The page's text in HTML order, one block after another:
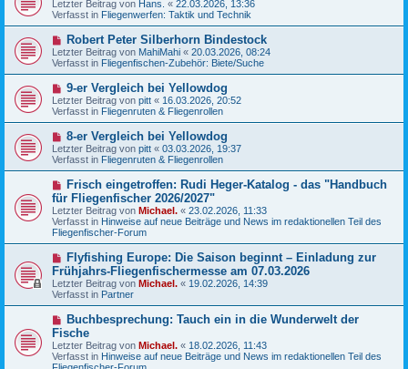
e
i
t
a
g
u
e
B
e
i
t
a
g
Letzter Beitrag von Hans. « 22.03.2026, 13:36
Verfasst in Fliegenwerfen: Taktik und Technik
N
e
u
e
B
e
i
t
a
g
Robert Peter Silberhorn Bindestock
Letzter Beitrag von MahiMahi « 20.03.2026, 08:24
Verfasst in Fliegenfischen-Zubehör: Biete/Suche
N
e
u
e
B
e
i
t
a
g
9-er Vergleich bei Yellowdog
Letzter Beitrag von pitt « 16.03.2026, 20:52
Verfasst in Fliegenruten & Fliegenrollen
N
e
u
e
B
e
i
t
r
a
g
8-er Vergleich bei Yellowdog
Letzter Beitrag von pitt « 03.03.2026, 19:37
Verfasst in Fliegenruten & Fliegenrollen
N
u
e
r
B
e
t
r
a
Frisch eingetroffen: Rudi Heger-Katalog - das "Handbuch
für Fliegenfischer 2026/2027"
Letzter Beitrag von Michael. « 23.02.2026, 11:33
Verfasst in Hinweise auf neue Beiträge und News im redaktionellen Teil des
Fliegenfischer-Forum
N
e
u
e
r
B
i
t
r
a
Flyfishing Europe: Die Saison beginnt – Einladung zur
Frühjahrs-Fliegenfischermesse am 07.03.2026
Letzter Beitrag von Michael. « 19.02.2026, 14:39
Verfasst in Partner
N
u
e
r
Buchbesprechung: Tauch ein in die Wunderwelt der
Fische
Letzter Beitrag von Michael. « 18.02.2026, 11:43
Verfasst in Hinweise auf neue Beiträge und News im redaktionellen Teil des